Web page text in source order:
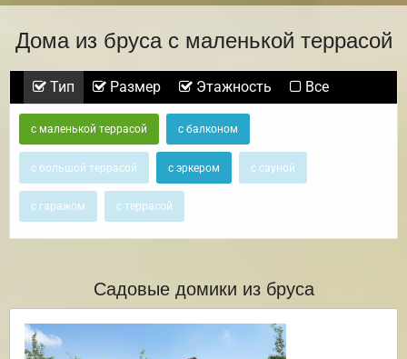
Дома из бруса с маленькой террасой
Тип Размер Этажность Все
с маленькой террасой с балконом
с большой террасой с эркером с сауной
с гаражом с террасой
Садовые домики из бруса